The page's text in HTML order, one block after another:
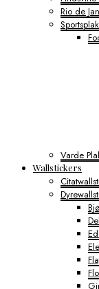
Rio de
Varde
Wallstickers